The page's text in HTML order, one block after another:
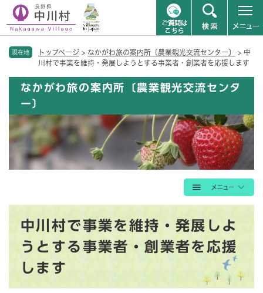
現在地 トップページ > なかがわ旅の案内所〔農業観光交流センター〕 > 中
川村で事業を維持・発展しようとする事業者・創業者を応援します
なかがわ旅の案内所〔農業観光交流センタ
ー〕
中川村で事業を維持・発展しよ
うとする事業者・創業者を応援
します